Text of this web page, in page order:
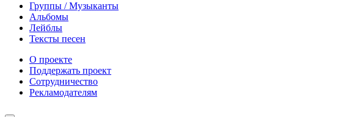
Группы / Музыканты
Альбомы
Лейблы
Тексты песен
О проекте
Поддержать проект
Сотрудничество
Рекламодателям